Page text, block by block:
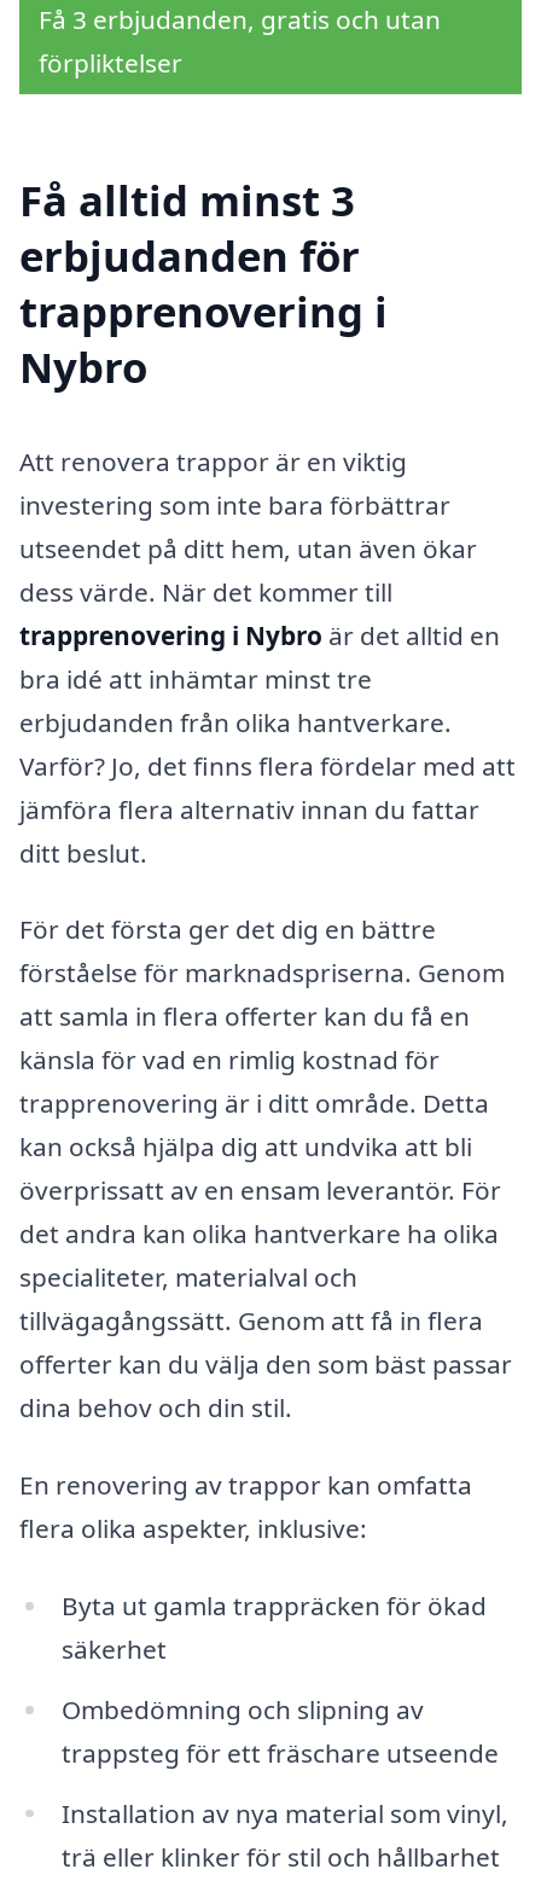
Få 3 erbjudanden, gratis och utan
förpliktelser
Få alltid minst 3
erbjudanden för
trapprenovering i
Nybro
Att renovera trappor är en viktig
investering som inte bara förbättrar
utseendet på ditt hem, utan även ökar
dess värde. När det kommer till
trapprenovering i Nybro är det alltid en
bra idé att inhämtar minst tre
erbjudanden från olika hantverkare.
Varför? Jo, det finns flera fördelar med att
jämföra flera alternativ innan du fattar
ditt beslut.
För det första ger det dig en bättre
förståelse för marknadspriserna. Genom
att samla in flera offerter kan du få en
känsla för vad en rimlig kostnad för
trapprenovering är i ditt område. Detta
kan också hjälpa dig att undvika att bli
överprissatt av en ensam leverantör. För
det andra kan olika hantverkare ha olika
specialiteter, materialval och
tillvägagångssätt. Genom att få in flera
offerter kan du välja den som bäst passar
dina behov och din stil.
En renovering av trappor kan omfatta
flera olika aspekter, inklusive:
Byta ut gamla trappräcken för ökad
säkerhet
Ombedömning och slipning av
trappsteg för ett fräschare utseende
Installation av nya material som vinyl,
trä eller klinker för stil och hållbarhet